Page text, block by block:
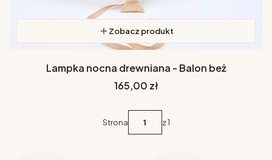
Zobacz produkt
Lampka nocna drewniana - Balon beż
Cena
165,00 zł
Strona z 1